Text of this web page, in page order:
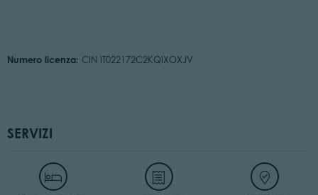
Numero licenza: CIN IT022172C2KQIXOXJV
SERVIZI